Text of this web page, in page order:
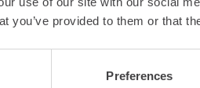
you’ve provided to them or that
Preferences
VUOKRAA